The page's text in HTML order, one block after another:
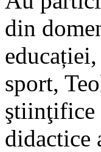
din
sport,
ştiinţifice
didactice